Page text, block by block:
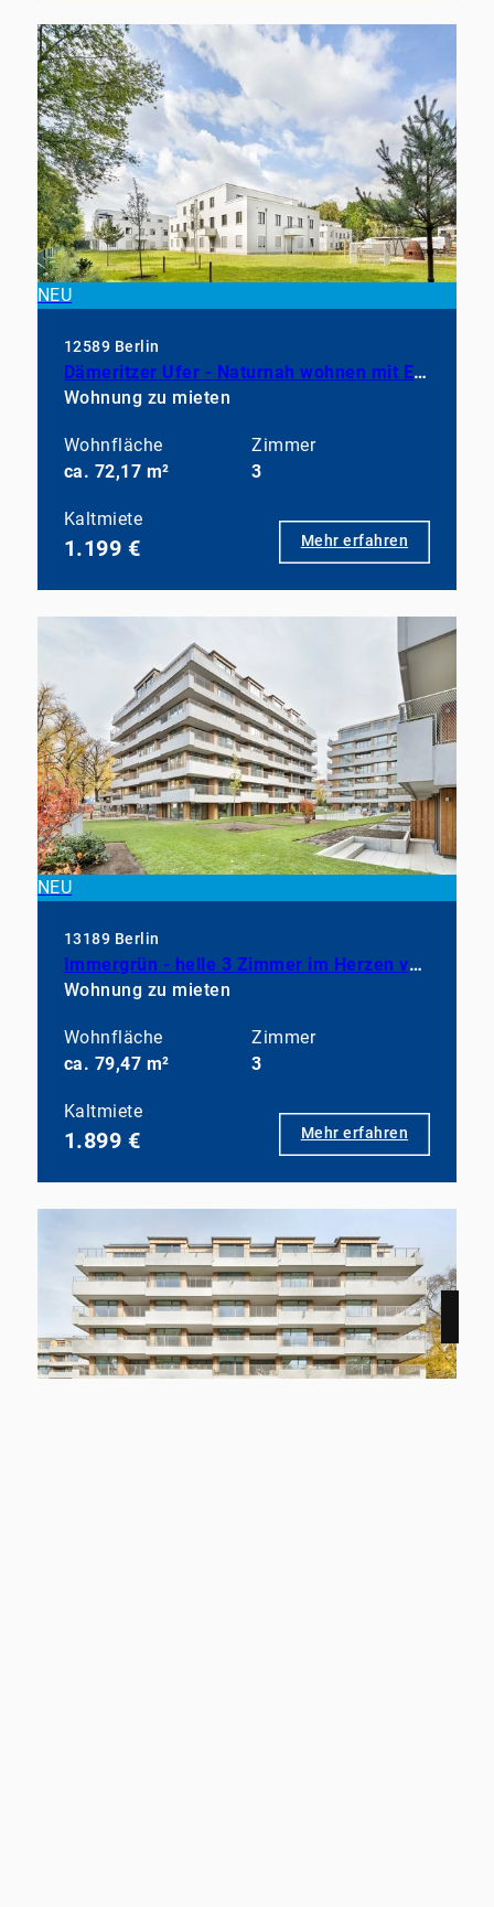
NEU
12589 Berlin
Dämeritzer Ufer - Naturnah wohnen mit Einbauküche
Wohnung zu mieten
Wohnfläche
ca. 72,17 m²
Zimmer
3
Kaltmiete
1.199 € Mehr erfahren
NEU
13189 Berlin
Immergrün - helle 3 Zimmer im Herzen von Pankow
Wohnung zu mieten
Wohnfläche
ca. 79,47 m²
Zimmer
3
Kaltmiete
1.899 € Mehr erfahren